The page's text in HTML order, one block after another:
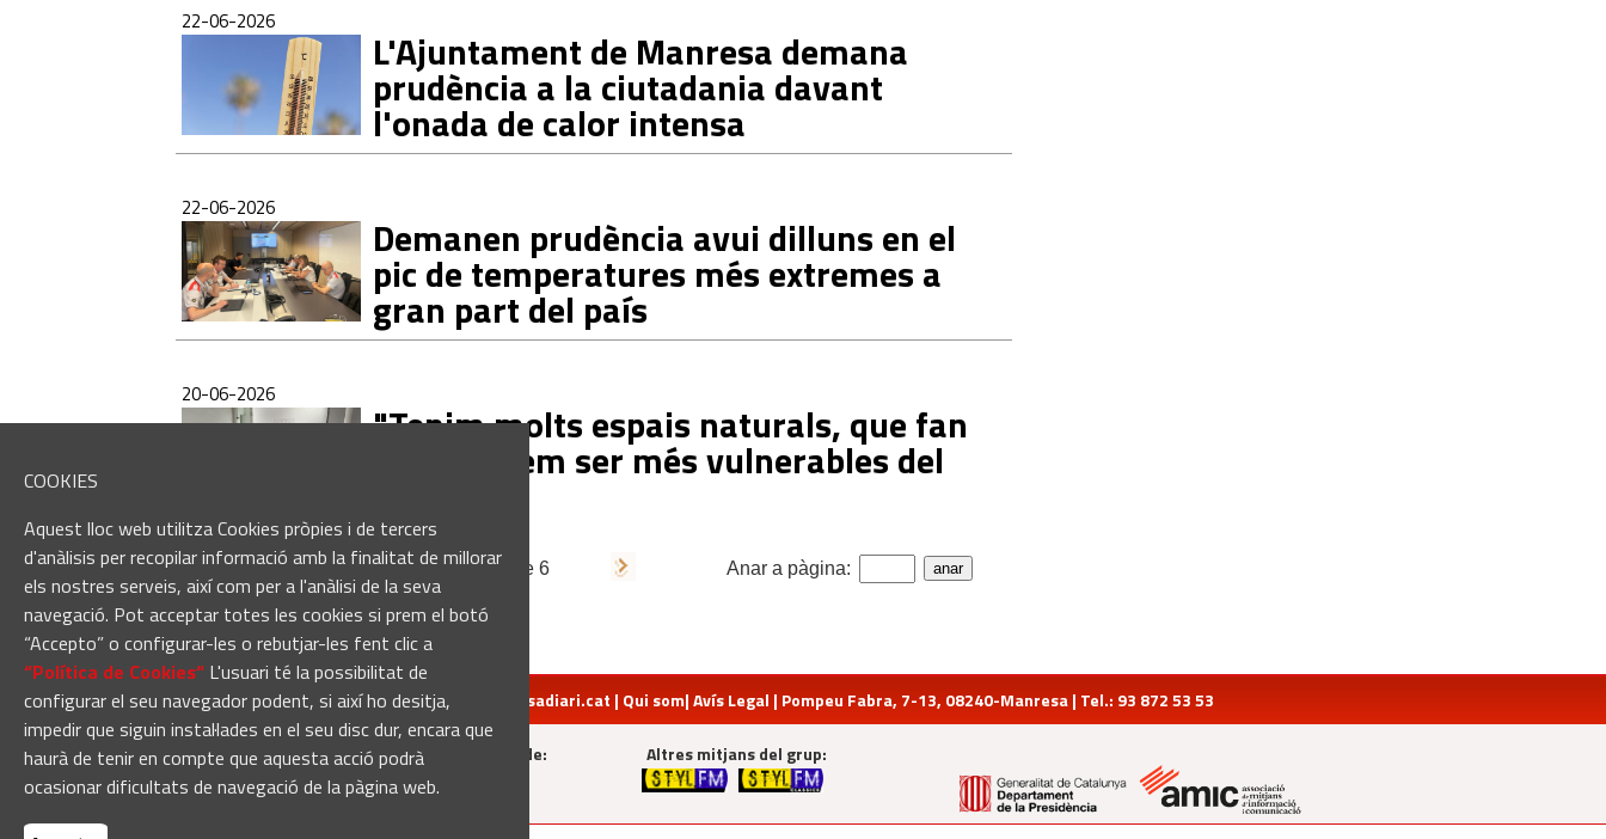
COOKIES
Aquest lloc web utilitza Cookies pròpies i de tercers
d'anàlisis per recopilar informació amb la finalitat de millorar
els nostres serveis, així com per a l'anàlisi de la seva
navegació. Pot acceptar totes les cookies si prem el botó
“Accepto” o configurar-les o rebutjar-les fent clic a
“Política de Cookies“ L'usuari té la possibilitat de
configurar el seu navegador podent, si així ho desitja,
impedir que siguin instal·lades en el seu disc dur, encara que
haurà de tenir en compte que aquesta acció podrà
ocasionar dificultats de navegació de la pàgina web.
22-06-2026
L'Ajuntament de Manresa demana
prudència a la ciutadania davant
l'onada de calor intensa
22-06-2026
Demanen prudència avui dilluns en el
pic de temperatures més extremes a
gran part del país
20-06-2026
"Tenim molts espais naturals, que fan
que puguem ser més vulnerables del
105 notícies Pàgina1 de 6 Anar a pàgina:
redaccio@manresadiari.cat | Qui som|Avís Legal | Pompeu Fabra, 7-13, 08240-Manresa | Tel.: 93 872 53 53
Manresadiari.cat és un producte de: Altres mitjans del grup: